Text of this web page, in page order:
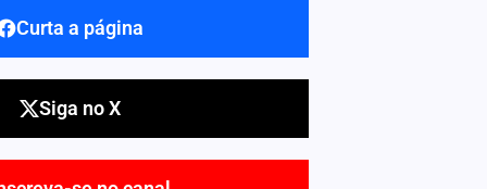
Curta a página
Siga no X